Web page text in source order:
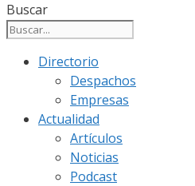
Buscar
Directorio
Despachos
Empresas
Actualidad
Artículos
Noticias
Podcast